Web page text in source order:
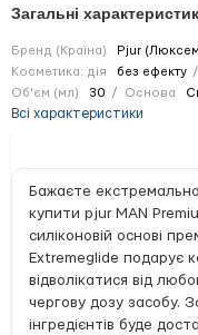
Загальні
Бренд (Країна) Pjur
Косметика: дія
без ефекту
Об'єм (мл)
30 Основа
Всі характеристики
Бажаєте
купити pjur MAN
силіконовій основі
Extremeglide подарує
відволікатися від
чергову дозу засобу.
інгредієнтів буде